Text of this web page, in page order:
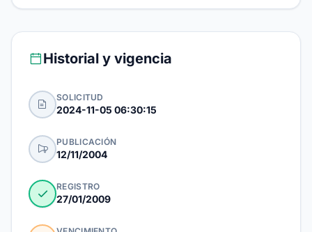
Historial y vigencia
SOLICITUD
2024-11-05 06:30:15
PUBLICACIÓN
12/11/2004
REGISTRO
27/01/2009